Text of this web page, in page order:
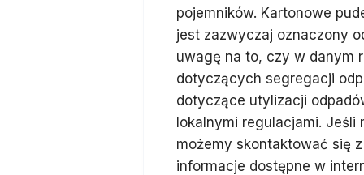
pojemników. Kartonowe
jest zazwyczaj oznaczony
uwagę na to, czy w danym
dotyczących segregacji
dotyczące utylizacji
lokalnymi regulacjami.
możemy skontaktować się
informacje dostępne w